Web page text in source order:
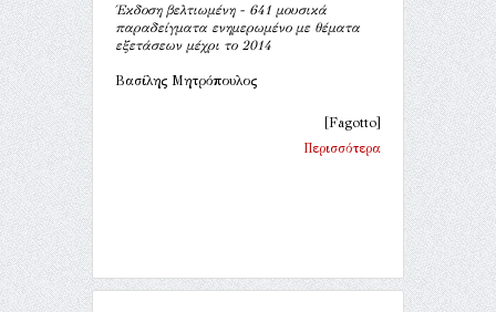
Έκδοση βελτιωμένη - 641 μουσικά
παραδείγματα ενημερωμένο με θέματα
εξετάσεων μέχρι το 2014
Βασίλης Μητρόπουλος
[Fagotto]
Περισσότερα